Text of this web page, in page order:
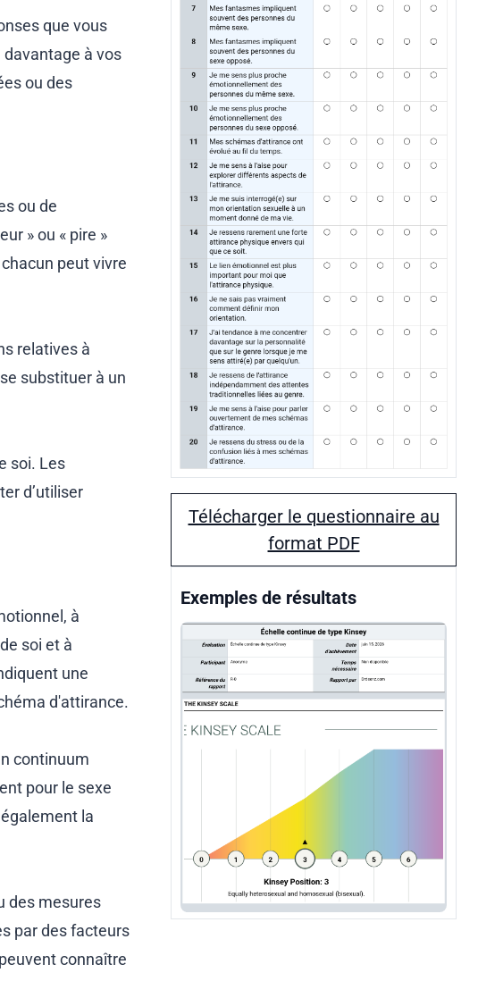
que vous
à vos
ou des
ou de
» ou « pire »
peut vivre
relatives à
substituer à un
soi. Les
d’utiliser
à
soi et à
une
d'attirance.
continuum
pour le sexe
la
des mesures
par des facteurs
connaître
Télécharger le questionnaire au
format PDF
Exemples de résultats